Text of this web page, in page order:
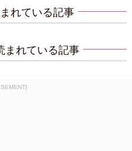
れている記事
まれている記事